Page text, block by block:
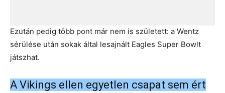
Ezután pedig több pont már nem is született: a Wentz
sérülése után sokak által lesajnált Eagles Super Bowlt
játszhat.
A Vikings ellen egyetlen csapat sem ért